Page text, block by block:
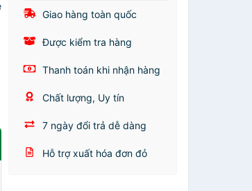
Giao hàng toàn quốc
Được kiểm tra hàng
Thanh toán khi nhận hàng
Chất lượng, Uy tín
7 ngày đổi trả dễ dàng
Hỗ trợ xuất hóa đơn đỏ